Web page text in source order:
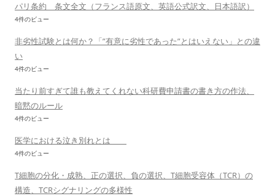
パリ条約 条文全文（フランス語原文、英語公式訳文、日本語訳）
4件のビュー
非劣性試験とは何か？「”有意に劣性であった”とはいえない」との違
い
4件のビュー
当たり前すぎて誰も教えてくれない科研費申請書の書き方の作法、
暗黙のルール
4件のビュー
医学における泣き別れとは
4件のビュー
T細胞の分化・成熟、正の選択、負の選択、T細胞受容体（TCR）の
構造、TCRシグナリングの多様性